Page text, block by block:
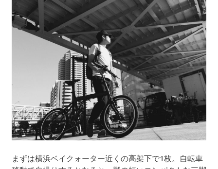
まずは横浜ベイクォーター近くの高架下で1枚。自転車